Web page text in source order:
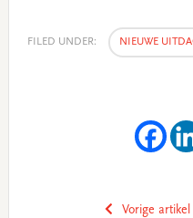
FILED UNDER: NIEUWE
Vorige artikel